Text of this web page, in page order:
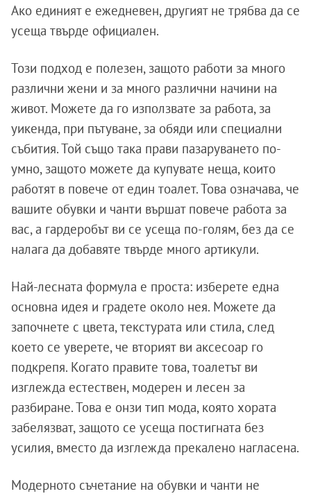
Ако единият е ежедневен, другият не трябва да се
усеща твърде официален.
Този подход е полезен, защото работи за много
различни жени и за много различни начини на
живот. Можете да го използвате за работа, за
уикенда, при пътуване, за обяди или специални
събития. Той също така прави пазаруването по-
умно, защото можете да купувате неща, които
работят в повече от един тоалет. Това означава, че
вашите обувки и чанти вършат повече работа за
вас, а гардеробът ви се усеща по-голям, без да се
налага да добавяте твърде много артикули.
Най-лесната формула е проста: изберете една
основна идея и градете около нея. Можете да
започнете с цвета, текстурата или стила, след
което се уверете, че вторият ви аксесоар го
подкрепя. Когато правите това, тоалетът ви
изглежда естествен, модерен и лесен за
разбиране. Това е онзи тип мода, която хората
забелязват, защото се усеща постигната без
усилия, вместо да изглежда прекалено нагласена.
Модерното съчетание на обувки и чанти не